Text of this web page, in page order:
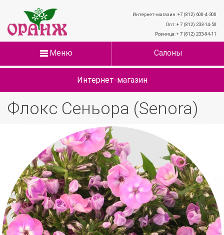
Интернет-магазин: +7 (812) 600-4-300
Опт: + 7 (812) 233-14-50
Розница: + 7 (812) 233-94-11
Меню Салоны
Интернет-магазин
Флокс Сеньора (Senora)